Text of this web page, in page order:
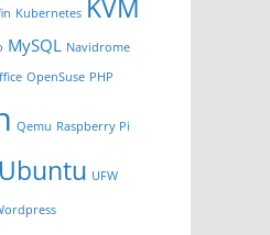
Kubernetes KVM
MySQL Navidrome
OpenSuse PHP
Qemu Raspberry Pi
Ubuntu UFW